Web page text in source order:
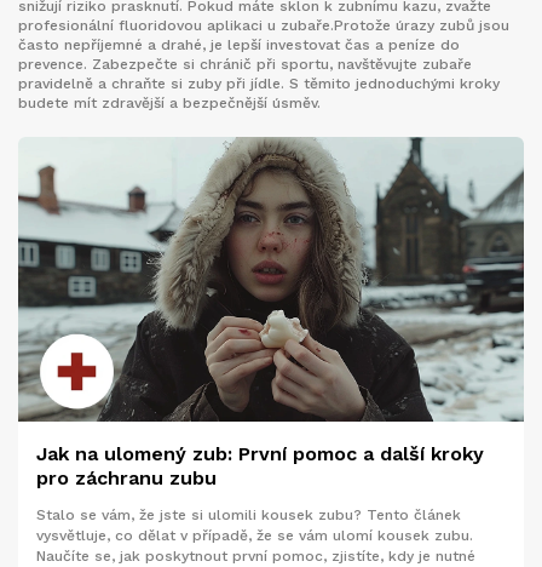
snižují riziko prasknutí. Pokud máte sklon k zubnímu kazu, zvažte
profesionální fluoridovou aplikaci u zubaře.Protože úrazy zubů jsou
často nepříjemné a drahé, je lepší investovat čas a peníze do
prevence. Zabezpečte si chránič při sportu, navštěvujte zubaře
pravidelně a chraňte si zuby při jídle. S těmito jednoduchými kroky
budete mít zdravější a bezpečnější úsměv.
Jak na ulomený zub: První pomoc a další kroky
pro záchranu zubu
Stalo se vám, že jste si ulomili kousek zubu? Tento článek
vysvětluje, co dělat v případě, že se vám ulomí kousek zubu.
Naučíte se, jak poskytnout první pomoc, zjistíte, kdy je nutné